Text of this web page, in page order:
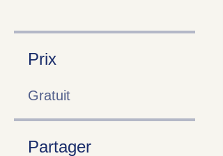
Prix
Gratuit
Partager